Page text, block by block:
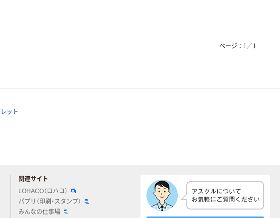
ページ： 1 ／1
ット
関連サイト
LOHACO（ロハコ）
パプリ（印刷・スタンプ）
みんなの仕事場